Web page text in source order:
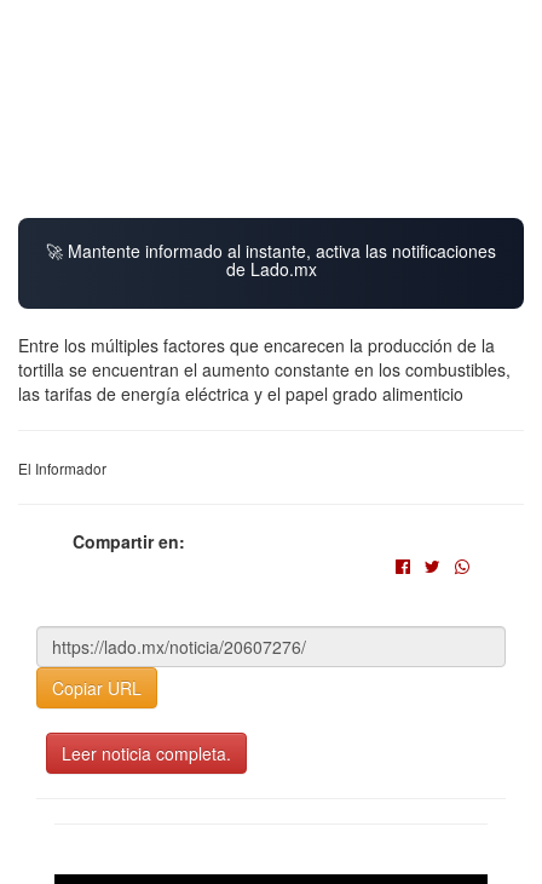
🚀 Mantente informado al instante, activa las notificaciones
de Lado.mx
Entre los múltiples factores que encarecen la producción de la
tortilla se encuentran el aumento constante en los combustibles,
las tarifas de energía eléctrica y el papel grado alimenticio
El Informador
Compartir en:
Copiar URL
Leer noticia completa.